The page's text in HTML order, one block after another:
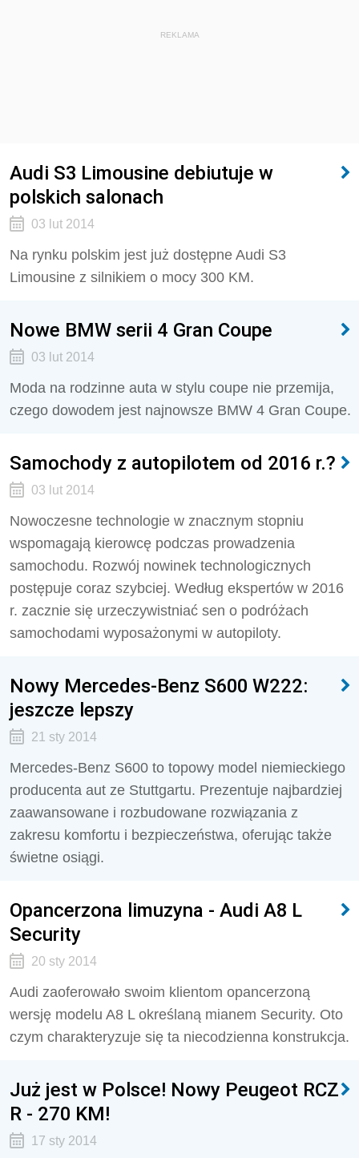
REKLAMA
Audi S3 Limousine debiutuje w
polskich salonach
03 lut 2014
Na rynku polskim jest już dostępne Audi S3
Limousine z silnikiem o mocy 300 KM.
Nowe BMW serii 4 Gran Coupe
03 lut 2014
Moda na rodzinne auta w stylu coupe nie przemija,
czego dowodem jest najnowsze BMW 4 Gran Coupe.
Samochody z autopilotem od 2016 r.?
03 lut 2014
Nowoczesne technologie w znacznym stopniu
wspomagają kierowcę podczas prowadzenia
samochodu. Rozwój nowinek technologicznych
postępuje coraz szybciej. Według ekspertów w 2016
r. zacznie się urzeczywistniać sen o podróżach
samochodami wyposażonymi w autopiloty.
Nowy Mercedes-Benz S600 W222:
jeszcze lepszy
21 sty 2014
Mercedes-Benz S600 to topowy model niemieckiego
producenta aut ze Stuttgartu. Prezentuje najbardziej
zaawansowane i rozbudowane rozwiązania z
zakresu komfortu i bezpieczeństwa, oferując także
świetne osiągi.
Opancerzona limuzyna - Audi A8 L
Security
20 sty 2014
Audi zaoferowało swoim klientom opancerzoną
wersję modelu A8 L określaną mianem Security. Oto
czym charakteryzuje się ta niecodzienna konstrukcja.
Już jest w Polsce! Nowy Peugeot RCZ
R - 270 KM!
17 sty 2014